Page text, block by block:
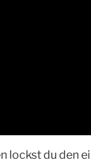
lockst du den